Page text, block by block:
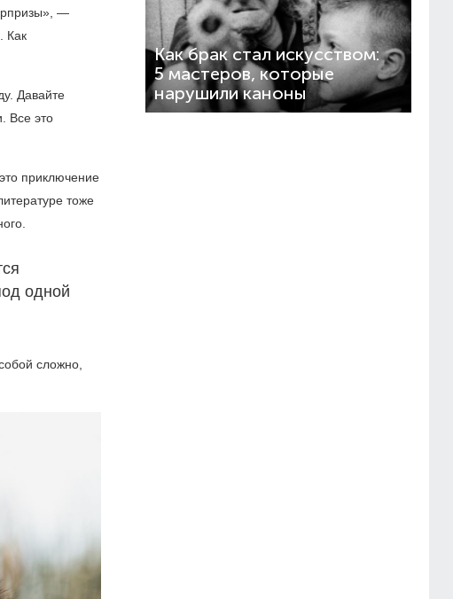
—
Как
Давайте
Все это
приключение
тоже
одной
сложно,
Как брак стал искусством:
5 мастеров, которые
нарушили каноны